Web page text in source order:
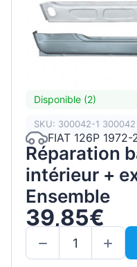
Disponible (2)
SKU: 300042-1 300042
FIAT 126P 1972-
Réparation
intérieur +
Ensemble
39,85€